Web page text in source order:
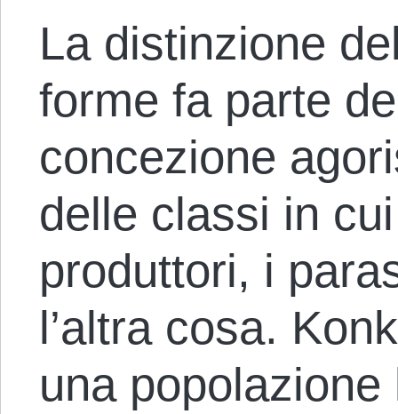
La distinzione
forme fa parte
concezione
delle classi in
produttori, i
l’altra cosa.
una